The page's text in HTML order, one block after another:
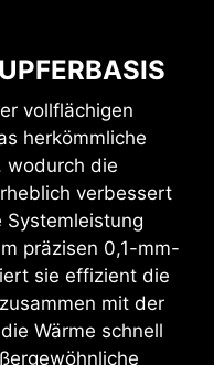
vollflächigen
herkömmliche
wodurch die
verbessert
Systemleistung
präzisen 0,1-mm-
sie effizient die
mit der
Wärme schnell